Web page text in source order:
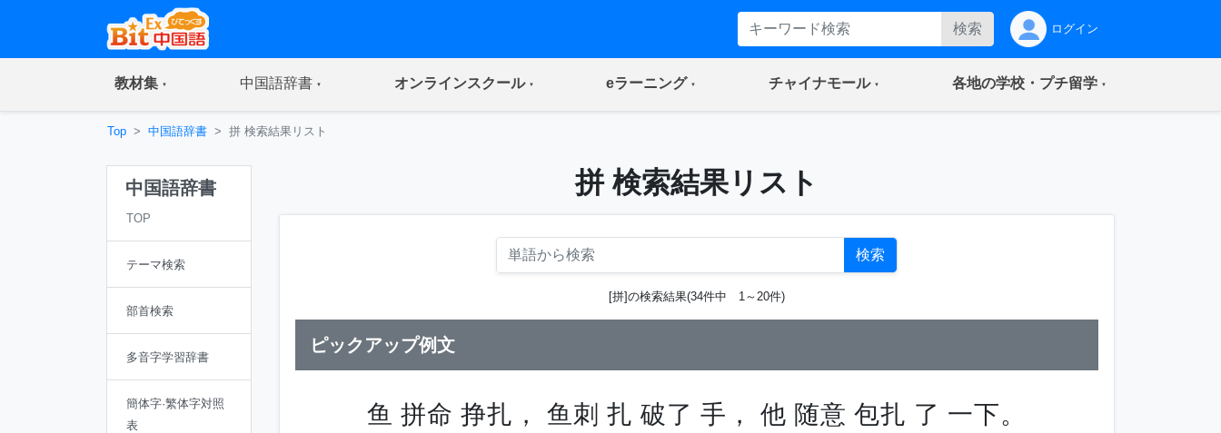
検索 ログイン
教材集(current) 中国語辞書(current) オンラインスクール(current) eラーニング(current) チャイナモール(current) 各地の学校・プチ留学(current)
Top 中国語辞書 拼 検索結果リスト
中国語辞書
TOP
テーマ検索
部首検索
多音字学習辞書
簡体字·繁体字対照
表
拼 検索結果リスト
検索
[拼]の検索結果(34件中 1～20件)
ピックアップ例文
鱼 拼命 挣扎， 鱼刺 扎 破了 手， 他 随意 包扎 了 一下。